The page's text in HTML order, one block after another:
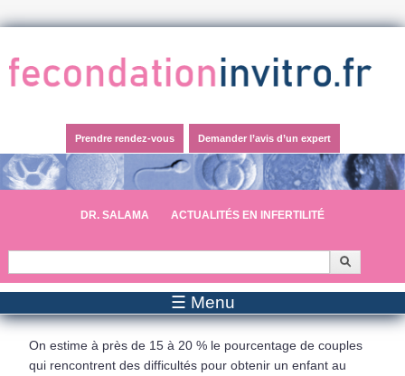
Prendre rendez-vous Demander l’avis d’un expert
DR. SALAMA ACTUALITÉS EN INFERTILITÉ
☰ Menu
On estime à près de 15 à 20 % le pourcentage de couples
qui rencontrent des difficultés pour obtenir un enfant au